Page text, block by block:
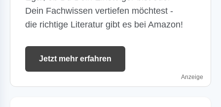
Dein Fachwissen vertiefen möchtest -
die richtige Literatur gibt es bei Amazon!
Jetzt mehr erfahren
Anzeige